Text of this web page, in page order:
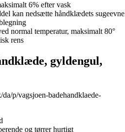
6% efter vask
kan nedsætte håndklædets sugeevne
normal temperatur, maksimalt 80°
rens
gyldengul,
p/vagsjoen-badehandklaede-
og tørrer hurtigt